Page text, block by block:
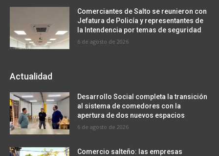
Comerciantes de Salto se reunieron con
Jefatura de Policía y representantes de
la Intendencia por temas de seguridad
6 de agosto de 2026
Actualidad
Desarrollo Social completa la transición
al sistema de comedores con la
apertura de dos nuevos espacios
6 de agosto de 2026
Comercio salteño: las empresas